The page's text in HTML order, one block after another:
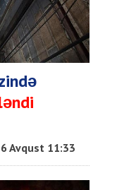
6 Avqust 11:33